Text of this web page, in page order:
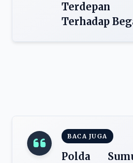
Terhadap
BACA JUGA
Polda